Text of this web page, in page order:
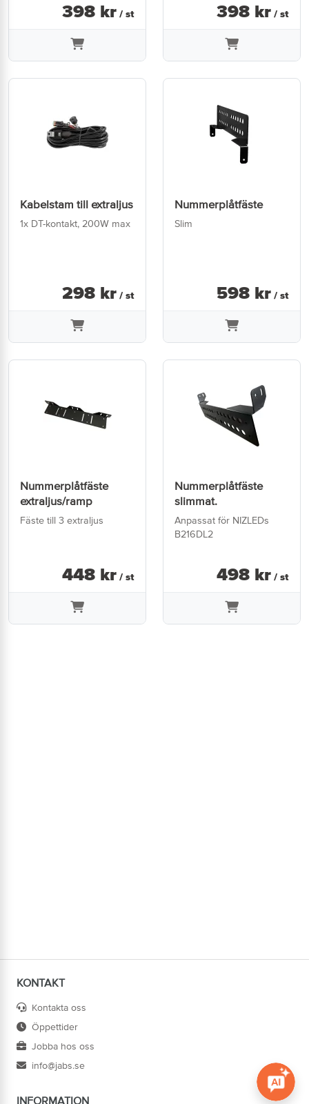
398 kr / st 398 kr / st
Kabelstam till extraljus
1x DT-kontakt, 200W max
298 kr / st
Nummerplåtfäste
Slim
598 kr / st
Nummerplåtfäste
extraljus/ramp
Fäste till 3 extraljus
448 kr / st
Nummerplåtfäste
slimmat.
Anpassat för NIZLEDs
B216DL2
498 kr / st
KONTAKT
Kontakta oss
Öppettider
Jobba hos oss
info@jabs.se
INFORMATION